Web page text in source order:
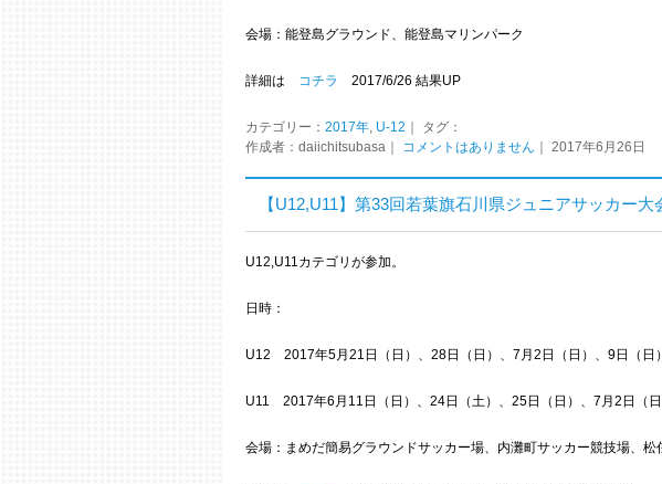
会場：能登島グラウンド、能登島マリンパーク
詳細は コチラ 2017/6/26 結果UP
カテゴリー： 2017年 U-12 ｜ タグ：
作成者：daiichitsubasa｜
コメントはありません ｜ 2017年6月26日
【U12,U11】第33回若葉旗石川県ジュニアサッカー大
U12,U11カテゴリが参加。
日時：
U12 2017年5月21日（日）、28日（日）、7月2日（日）、9日（日）
U11 2017年6月11日（日）、24日（土）、25日（日）、7月2日（日
会場：まめだ簡易グラウンドサッカー場、内灘町サッカー競技場、